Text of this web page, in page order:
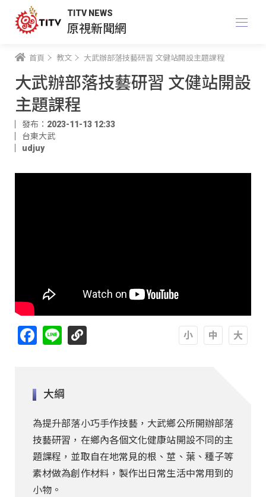
TITV NEWS
原視新聞網
首頁 教文 大武辦部落技藝研習 文健站開設主題課程
大武辦部落技藝研習 文健站開設
主題課程
發布：2023-11-13 12:33
台東大武
udjuy
Facebook
Line
大綱
為提升部落小巧手作技藝，大武鄉公所開辦部落
技藝研習，在鄉內各個文化健康站開設不同的主
題課程，並取自在地常見的根、莖、葉、種子等
素材做為創作材料，製作出日常生活中常用到的
小物。